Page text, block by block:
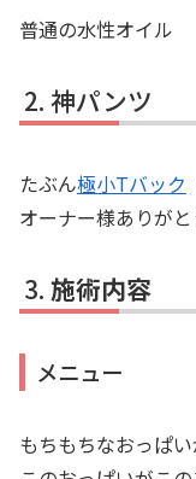
普通の水性オイル
神パンツ
たぶん極小Tバック
オーナー様ありが
施術内容
メニュー
もちもちなおっぱい